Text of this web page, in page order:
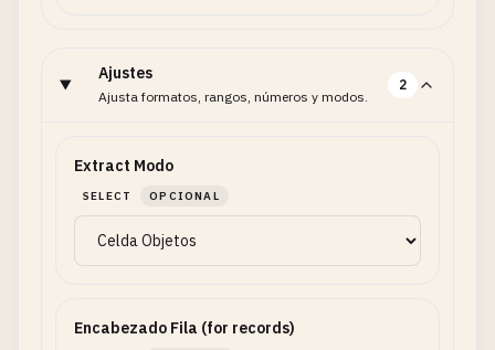
Ajustes
Ajusta formatos, rangos, números y modos.
2
Extract Modo
SELECT OPCIONAL
Encabezado Fila (for records)